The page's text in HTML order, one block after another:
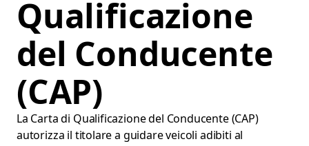
Qualificazione
del Conducente
(CAP)
La Carta di Qualificazione del Conducente (CAP)
autorizza il titolare a guidare veicoli adibiti al